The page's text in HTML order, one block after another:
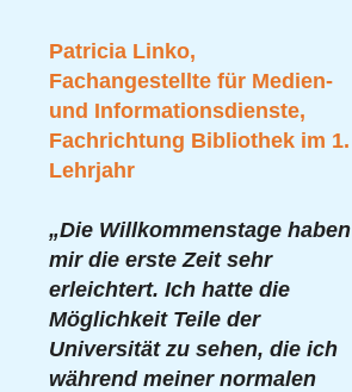
Patricia Linko,
Fachangestellte für Medien-
und Informationsdienste,
Fachrichtung Bibliothek im 1.
Lehrjahr
„Die Willkommenstage haben
mir die erste Zeit sehr
erleichtert. Ich hatte die
Möglichkeit Teile der
Universität zu sehen, die ich
während meiner normalen